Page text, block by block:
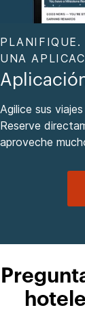
PLANIFIQUE.
UNA
Agilice sus
Reserve
aproveche